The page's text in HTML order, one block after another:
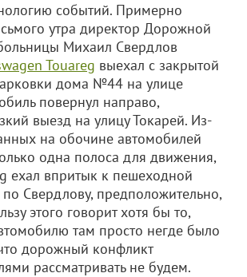
событий. Примерно
утра директор Дорожной
Михаил Свердлов
Touareg выехал с закрытой
дома №44 на улице
повернул направо,
выезд на улицу Токарей. Из-
на обочине автомобилей
одна полоса для движения,
ехал впритык к пешеходной
по Свердлову, предположительно,
этого говорит хотя бы то,
там просто негде было
дорожный конфликт
рассматривать не будем.